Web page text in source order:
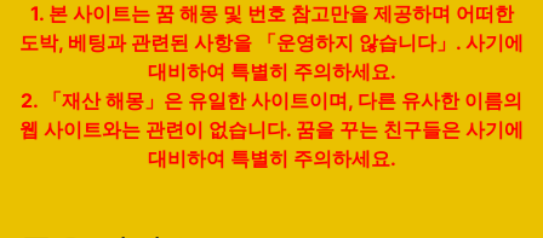
1. 본 사이트는 꿈 해몽 및 번호 참고만을 제공하며 어떠한
도박, 베팅과 관련된 사항을 「운영하지 않습니다」. 사기에
대비하여 특별히 주의하세요.
2. 「재산 해몽」은 유일한 사이트이며, 다른 유사한 이름의
웹 사이트와는 관련이 없습니다. 꿈을 꾸는 친구들은 사기에
대비하여 특별히 주의하세요.